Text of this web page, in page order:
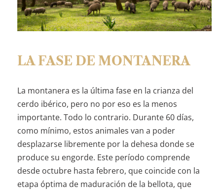
LA FASE DE MONTANERA
La montanera es la última fase en la crianza del
cerdo ibérico, pero no por eso es la menos
importante. Todo lo contrario. Durante 60 días,
como mínimo, estos animales van a poder
desplazarse libremente por la dehesa donde se
produce su engorde. Este período comprende
desde octubre hasta febrero, que coincide con la
etapa óptima de maduración de la bellota, que